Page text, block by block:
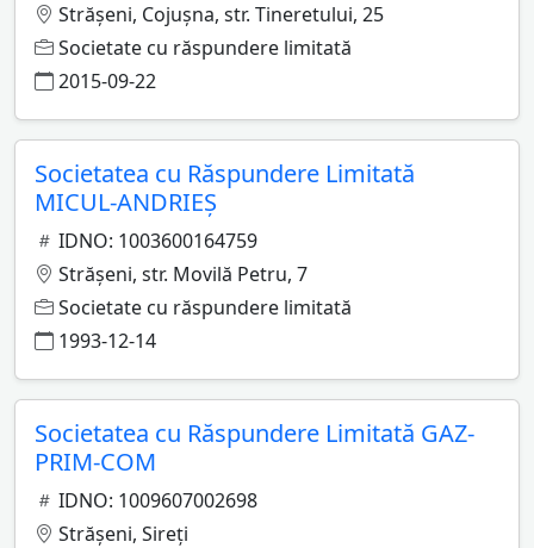
Străşeni, Cojuşna, str. Tineretului, 25
Societate cu răspundere limitată
2015-09-22
Societatea cu Răspundere Limitată
MICUL-ANDRIEŞ
IDNO: 1003600164759
Străşeni, str. Movilă Petru, 7
Societate cu răspundere limitată
1993-12-14
Societatea cu Răspundere Limitată GAZ-
PRIM-COM
IDNO: 1009607002698
Străşeni, Sireţi